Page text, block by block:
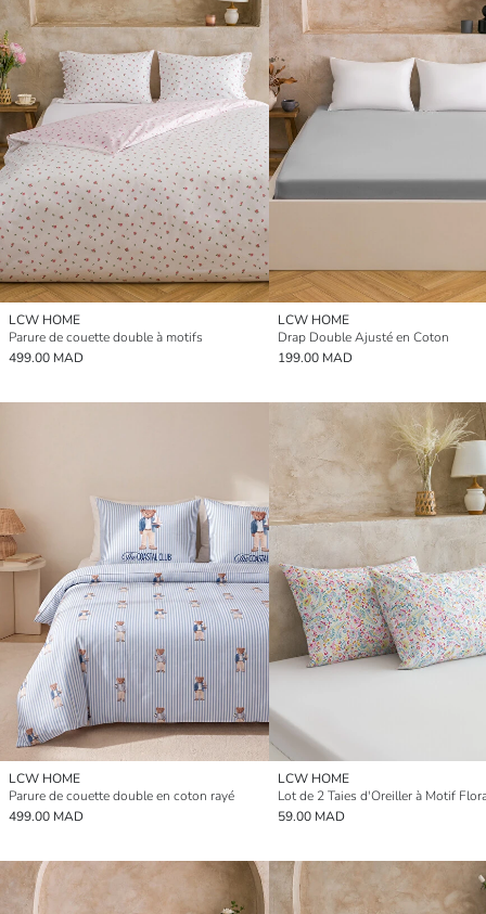
LCW HOME
Parure de couette double à motifs
499.00 MAD
LCW HOME
Drap Double Ajusté en Coton
199.00 MAD
LCW HOME
Parure de couette double en coton rayé
499.00 MAD
LCW HOME
59.00 MAD